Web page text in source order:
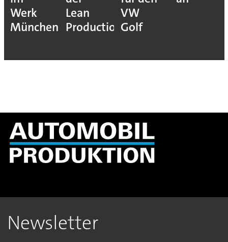
Werk
München
Lean
Production
VW
Golf
Newsletter